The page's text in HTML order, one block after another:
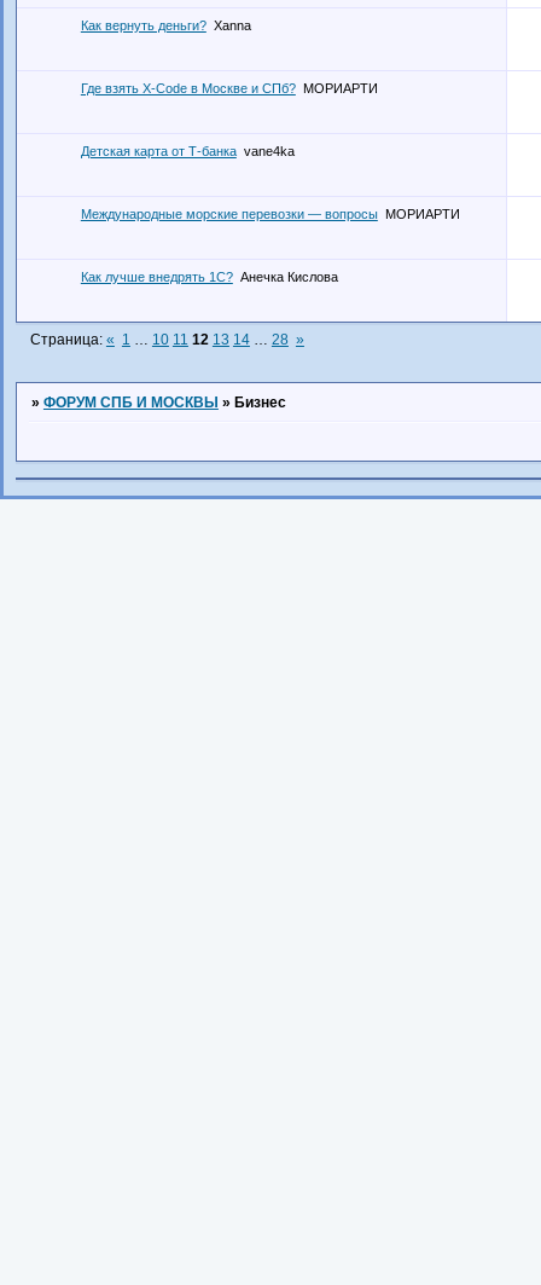
Как вернуть деньги? Xanna
Где взять X-Code в Москве и СПб? МОРИАРТИ
Детская карта от Т-банка vane4ka
Международные морские перевозки — вопросы МОРИАРТИ
Как лучше внедрять 1С? Анечка Кислова
Страница: « 1 … 10 11 12 13 14 … 28 »
» ФОРУМ СПБ И МОСКВЫ » Бизнес